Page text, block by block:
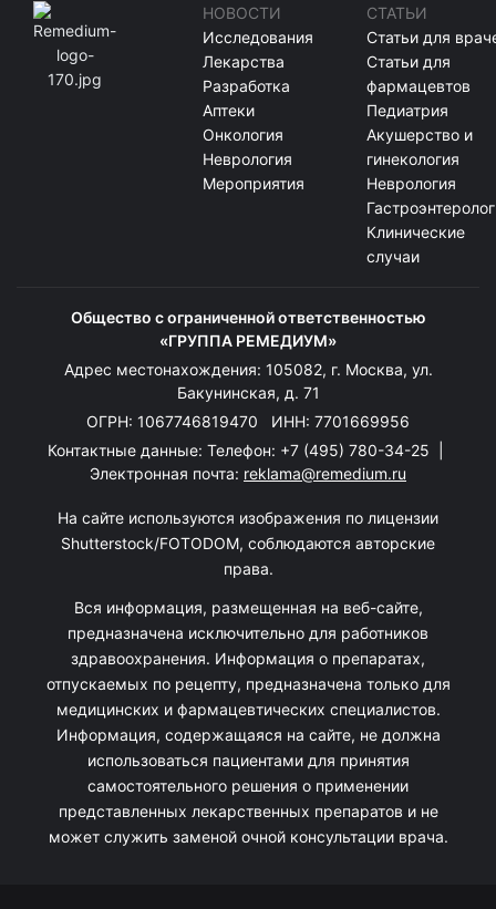
НОВОСТИ
Исследования
Лекарства
Разработка
Аптеки
Онкология
Неврология
Мероприятия
СТАТЬИ
Статьи для
Статьи для
фармацевтов
Педиатрия
Акушерство и
гинекология
Неврология
Клинические
случаи
Общество с ограниченной ответственностью
«ГРУППА РЕМЕДИУМ»
Адрес местонахождения: 105082, г. Москва, ул.
Бакунинская, д. 71
ОГРН: 1067746819470 ИНН: 7701669956
Контактные данные: Телефон: +7 (495) 780-34-25
Электронная почта: reklama@remedium.ru
На сайте используются изображения по лицензии
Shutterstock/FOTODOM, соблюдаются авторские
права.
Вся информация, размещенная на веб-сайте,
предназначена исключительно для работников
здравоохранения. Информация о препаратах,
отпускаемых по рецепту, предназначена только для
медицинских и фармацевтических специалистов.
Информация, содержащаяся на сайте, не должна
использоваться пациентами для принятия
самостоятельного решения о применении
представленных лекарственных препаратов и не
может служить заменой очной консультации врача.